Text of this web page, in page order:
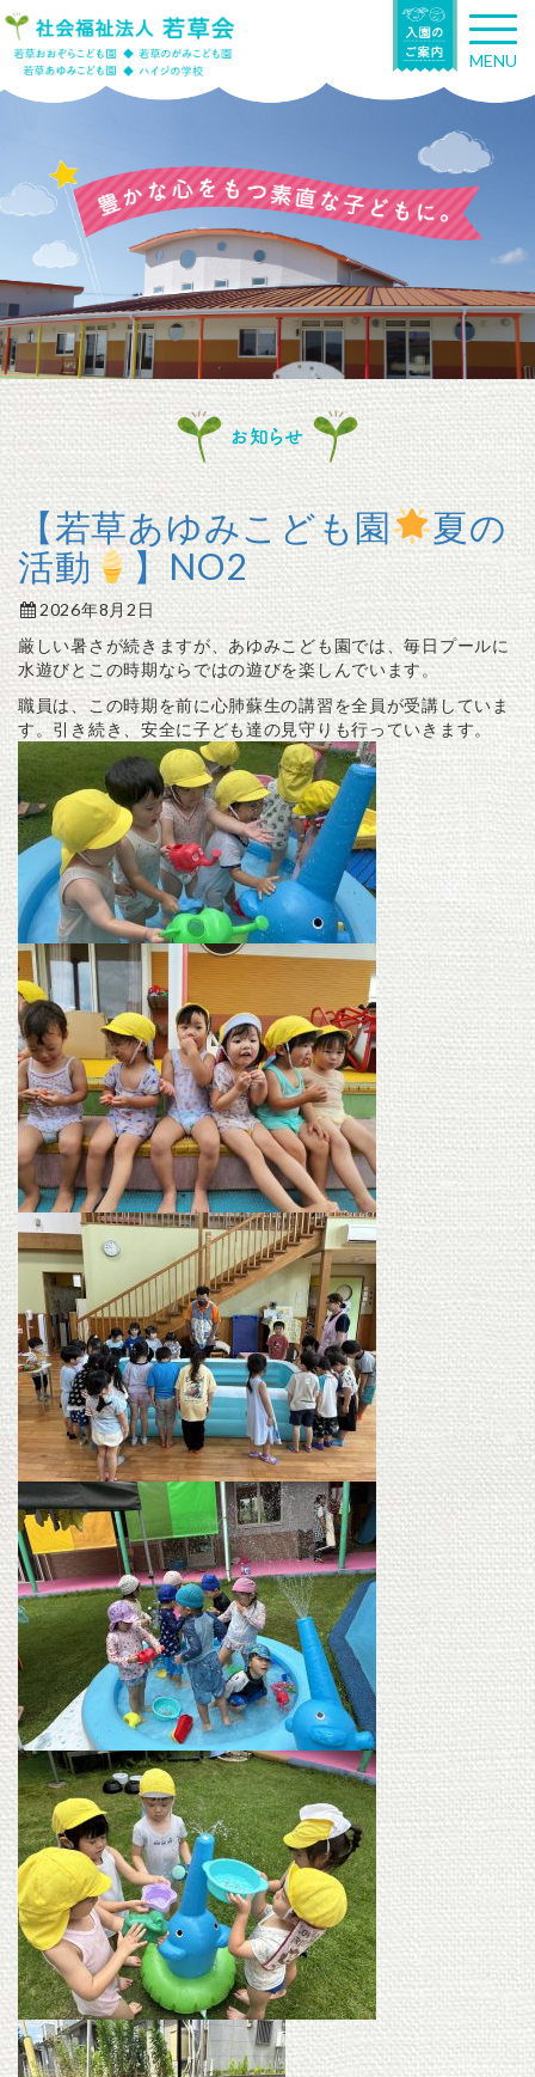
T
o
g
n
g
a
t
n
MENU
お知らせ
【若草あゆみこども園
夏の
活動
】NO2
2026年8月2日
厳しい暑さが続きますが、あゆみこども園では、毎日プールに
水遊びとこの時期ならではの遊びを楽しんでいます。
職員は、この時期を前に心肺蘇生の講習を全員が受講していま
す。引き続き、安全に子ども達の見守りも行っていきます。